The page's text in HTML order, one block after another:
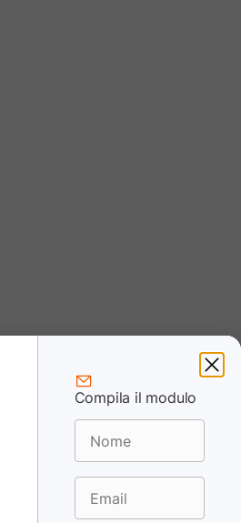
Compila il modulo